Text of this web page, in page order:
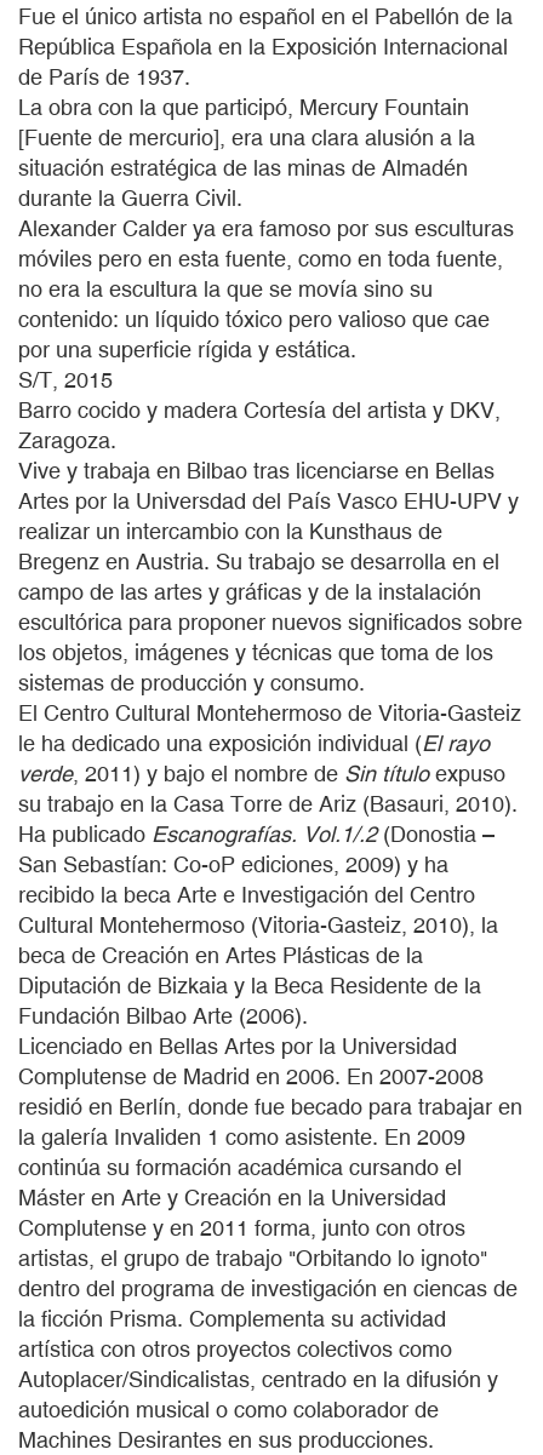
Fue el único artista no español en el Pabellón de la
República Española en la Exposición Internacional
de París de 1937.
La obra con la que participó, Mercury Fountain
[Fuente de mercurio], era una clara alusión a la
situación estratégica de las minas de Almadén
durante la Guerra Civil.
Alexander Calder ya era famoso por sus esculturas
móviles pero en esta fuente, como en toda fuente,
no era la escultura la que se movía sino su
contenido: un líquido tóxico pero valioso que cae
por una superficie rígida y estática.
S/T, 2015
Barro cocido y madera Cortesía del artista y DKV,
Zaragoza.
Vive y trabaja en Bilbao tras licenciarse en Bellas
Artes por la Universdad del País Vasco EHU-UPV y
realizar un intercambio con la Kunsthaus de
Bregenz en Austria. Su trabajo se desarrolla en el
campo de las artes y gráficas y de la instalación
escultórica para proponer nuevos significados sobre
los objetos, imágenes y técnicas que toma de los
sistemas de producción y consumo.
El Centro Cultural Montehermoso de Vitoria-Gasteiz
le ha dedicado una exposición individual (El rayo
verde, 2011) y bajo el nombre de Sin títuloexpuso
su trabajo en la Casa Torre de Ariz (Basauri, 2010).
Ha publicado Escanografías. Vol.1/.2(Donostia –
San Sebastían: Co-oP ediciones, 2009) y ha
recibido la beca Arte e Investigación del Centro
Cultural Montehermoso (Vitoria-Gasteiz, 2010), la
beca de Creación en Artes Plásticas de la
Diputación de Bizkaia y la Beca Residente de la
Fundación Bilbao Arte (2006).
Licenciado en Bellas Artes por la Universidad
Complutense de Madrid en 2006. En 2007-2008
residió en Berlín, donde fue becado para trabajar en
la galería Invaliden 1 como asistente. En 2009
continúa su formación académica cursando el
Máster en Arte y Creación en la Universidad
Complutense y en 2011 forma, junto con otros
artistas, el grupo de trabajo "Orbitando lo ignoto"
dentro del programa de investigación en ciencas de
la ficción Prisma. Complementa su actividad
artística con otros proyectos colectivos como
Autoplacer/Sindicalistas, centrado en la difusión y
autoedición musical o como colaborador de
Machines Desirantes en sus producciones.